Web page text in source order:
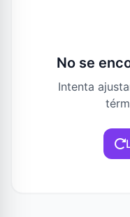
No se
Intenta